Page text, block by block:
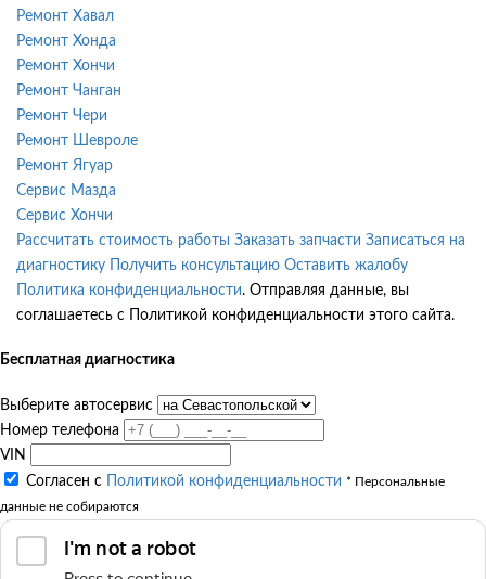
Ремонт Хавал
Ремонт Хонда
Ремонт Хончи
Ремонт Чанган
Ремонт Чери
Ремонт Шевроле
Ремонт Ягуар
Сервис Мазда
Сервис Хончи
Рассчитать стоимость работы Заказать запчасти Записаться на
диагностику
Получить консультацию Оставить жалобу
Политика конфиденциальности. Отправляя данные, вы
соглашаетесь с Политикой конфиденциальности этого сайта.
Бесплатная диагностика
Выберите автосервис
Номер телефона
VIN
Согласен с
Политикой конфиденциальности * Персональные
данные не собираются